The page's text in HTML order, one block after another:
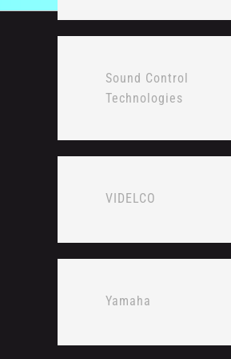
Sound Control
Technologies
VIDELCO
Yamaha